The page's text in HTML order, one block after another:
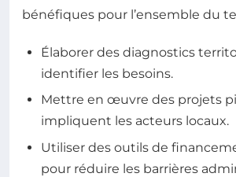
bénéfiques pour l’ensemble du
Élaborer des diagnostics
identifier les besoins.
Mettre en œuvre des projets
impliquent les acteurs locaux.
Utiliser des outils de
pour réduire les barrières